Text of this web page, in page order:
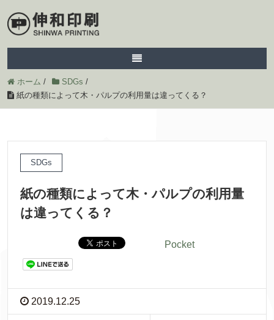
ホーム / SDGs /
紙の種類によって木・パルプの利用量は違ってくる？
SDGs
紙の種類によって木・パルプの利用量
は違ってくる？
Pocket
2019.12.25